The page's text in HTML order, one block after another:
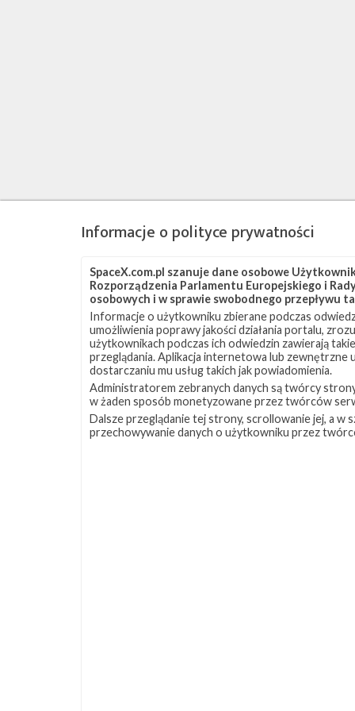
Informacje o polityce prywatności
SpaceX.com.pl szanuje dane osobowe
Rozporządzenia Parlamentu Europejskiego i
osobowych i w sprawie swobodnego przepływu
Informacje o użytkowniku zbierane podczas
umożliwienia poprawy jakości działania portalu,
użytkownikach podczas ich odwiedzin zawierają
przeglądania. Aplikacja internetowa lub
dostarczaniu mu usług takich jak powiadomienia.
Administratorem zebranych danych są twórcy
w żaden sposób monetyzowane przez twórców
Dalsze przeglądanie tej strony, scrollowanie jej, a w
przechowywanie danych o użytkowniku przez